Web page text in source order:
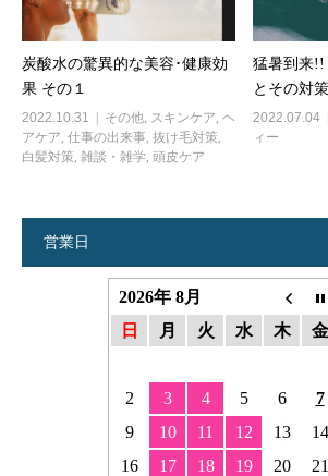
炭酸水の驚異的な美容･健康効
果 その１
2022.10.31 その他, スキンケア, ヘ
アケア, 仕事の出来事, 抜け毛対策,
白髪対策, 雑談・雑学, 頭皮ケア
猛暑到来!!
とその対
2022.07.04
ィー
営業日
2026年 8月
日
月 火 水 木 金
2
3 4 5 6 7
9
10 11 12 13 14
16
17 18 19 20 21